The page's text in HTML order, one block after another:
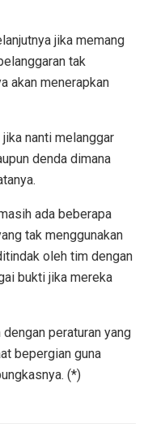
jika memang
tak
akan menerapkan
nanti melanggar
denda dimana
ada beberapa
tak menggunakan
oleh tim dengan
bukti jika mereka
peraturan yang
bepergian guna
(*)